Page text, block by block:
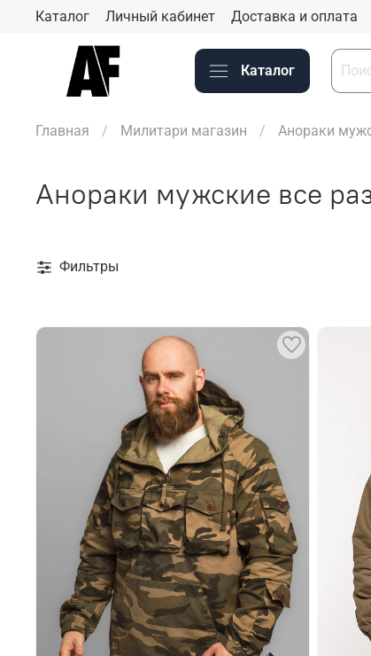
Каталог Личный кабинет Доставка и оплата
Каталог
Главная Милитари магазин Анораки
Анораки мужские все
Фильтры